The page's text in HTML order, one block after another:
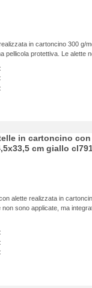
in cartoncino 300 g/
pellicola protettiva. Le alette
in cartoncino
cm giallo
alette realizzata in
sono applicate, ma